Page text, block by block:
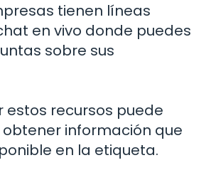
tienen líneas
en vivo donde puedes
sobre sus
estos recursos puede
información que
en la etiqueta.